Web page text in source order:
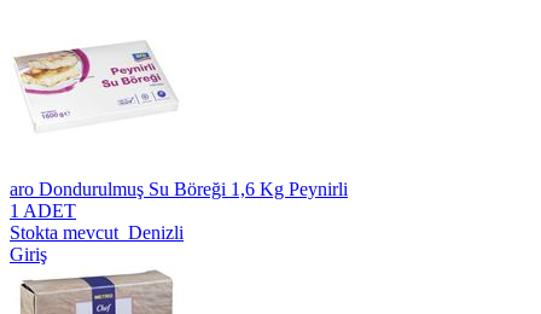
aro Dondurulmuş Su Böreği 1,6 Kg Peynirli
1 ADET
Stokta mevcut Denizli
Giriş